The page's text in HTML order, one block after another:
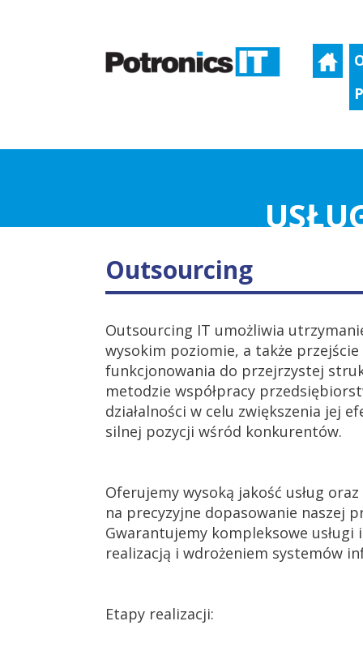
Outsourcing
Outsourcing IT umożliwia
wysokim poziomie, a także
funkcjonowania do przejrzystej
metodzie współpracy
działalności w celu zwiększenia jej
silnej pozycji wśród konkurentów.
Oferujemy wysoką jakość usług
na precyzyjne dopasowanie naszej
Gwarantujemy kompleksowe
realizacją i wdrożeniem systemów
Etapy realizacji: